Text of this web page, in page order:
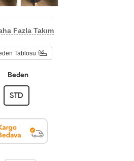
Fazla Takım
Tablosu
Beden
STD